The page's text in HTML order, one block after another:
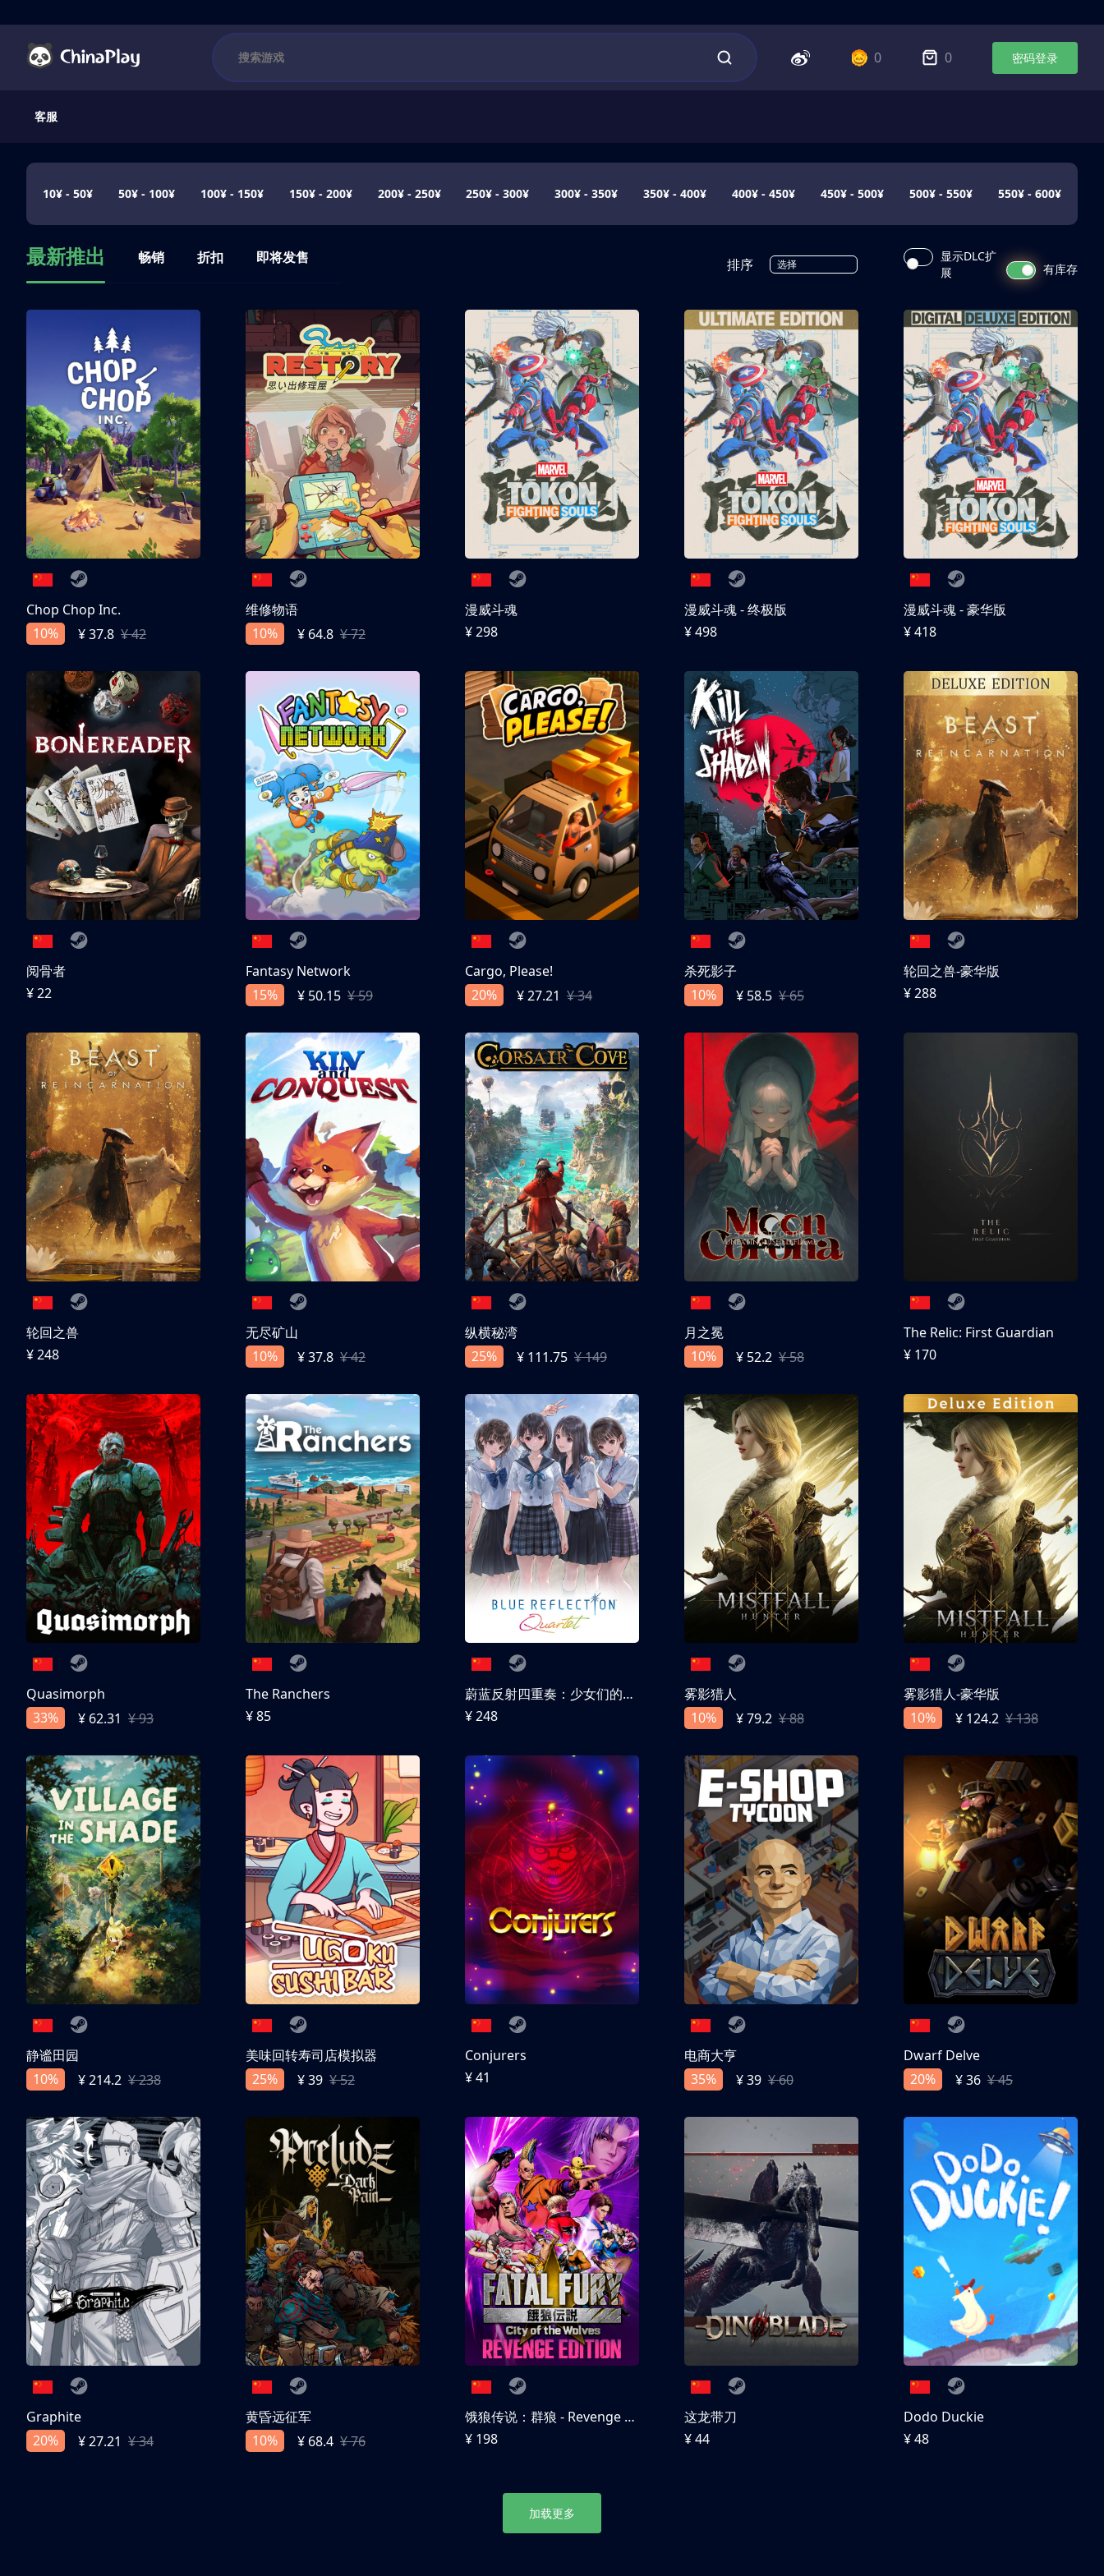
0 0 密码登录
客服
10¥ - 50¥ 50¥ - 100¥ 100¥ - 150¥ 150¥ - 200¥ 200¥ - 250¥ 250¥ - 300¥ 300¥ - 350¥ 350¥ - 400¥ 400¥ - 450¥ 450¥ - 500¥ 500¥ - 550¥ 550¥ - 600¥
最新推出 畅销 折扣 即将发售 排序 选择
显示DLC扩
展
有库存
Chop Chop Inc.
10%
¥ 37.8 ¥ 42
维修物语
10%
¥ 64.8 ¥ 72
漫威斗魂
¥ 298
漫威斗魂 - 终极版
¥ 498
漫威斗魂 - 豪华版
¥ 418
阅骨者
¥ 22
Fantasy Network
15%
¥ 50.15 ¥ 59
Cargo, Please!
20%
¥ 27.21 ¥ 34
杀死影子
10%
¥ 58.5 ¥ 65
轮回之兽-豪华版
¥ 288
轮回之兽
¥ 248
无尽矿山
10%
¥ 37.8 ¥ 42
纵横秘湾
25%
¥ 111.75 ¥ 149
月之冕
10%
¥ 52.2 ¥ 58
The Relic: First Guardian
¥ 170
Quasimorph
33%
¥ 62.31 ¥ 93
The Ranchers
¥ 85
蔚蓝反射四重奏：少女们的奇迹
¥ 248
雾影猎人
10%
¥ 79.2 ¥ 88
雾影猎人-豪华版
10%
¥ 124.2 ¥ 138
静谧田园
10%
¥ 214.2 ¥ 238
美味回转寿司店模拟器
25%
¥ 39 ¥ 52
Conjurers
¥ 41
电商大亨
35%
¥ 39 ¥ 60
Dwarf Delve
20%
¥ 36 ¥ 45
Graphite
20%
¥ 27.21 ¥ 34
黄昏远征军
10%
¥ 68.4 ¥ 76
饿狼传说：群狼 - Revenge Edition
¥ 198
这龙带刀
¥ 44
Dodo Duckie
¥ 48
加载更多